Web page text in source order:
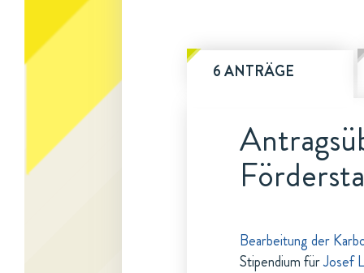
6 ANTRÄGE
Bearbeitung der
Stipendium fürJosef